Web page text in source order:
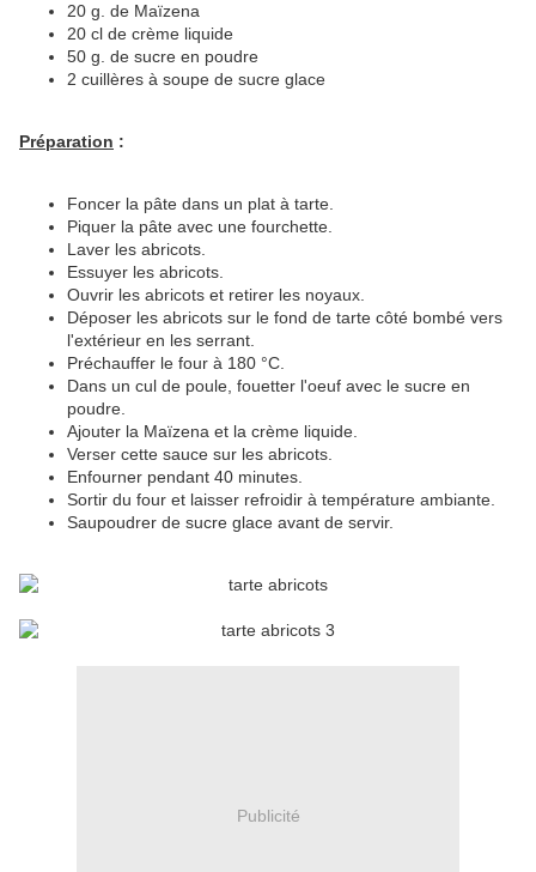
20 g. de Maïzena
20 cl de crème liquide
50 g. de sucre en poudre
2 cuillères à soupe de sucre glace
Préparation :
Foncer la pâte dans un plat à tarte.
Piquer la pâte avec une fourchette.
Laver les abricots.
Essuyer les abricots.
Ouvrir les abricots et retirer les noyaux.
Déposer les abricots sur le fond de tarte côté bombé vers
l'extérieur en les serrant.
Préchauffer le four à 180 °C.
Dans un cul de poule, fouetter l'oeuf avec le sucre en
poudre.
Ajouter la Maïzena et la crème liquide.
Verser cette sauce sur les abricots.
Enfourner pendant 40 minutes.
Sortir du four et laisser refroidir à température ambiante.
Saupoudrer de sucre glace avant de servir.
Publicité